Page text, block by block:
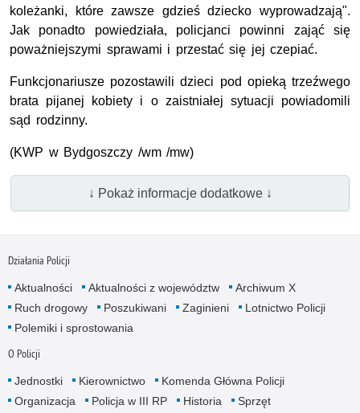
koleżanki, które zawsze gdzieś dziecko wyprowadzają".
Jak ponadto powiedziała, policjanci powinni zająć się
poważniejszymi sprawami i przestać się jej czepiać.
Funkcjonariusze pozostawili dzieci pod opieką trzeźwego
brata pijanej kobiety i o zaistniałej sytuacji powiadomili
sąd rodzinny.
(KWP w Bydgoszczy /wm /mw)
↓ Pokaż informacje dodatkowe ↓
Działania Policji
Aktualności Aktualności z województw
Archiwum X
Ruch drogowy
Poszukiwani Zaginieni
Lotnictwo Policji
Polemiki i sprostowania
O Policji
Jednostki Kierownictwo
Komenda Główna Policji
Organizacja
Policja w III RP Historia
Sprzęt